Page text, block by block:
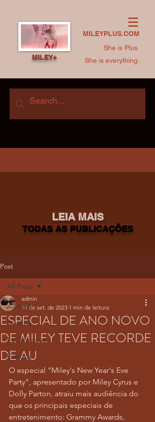
MILEYPLUS.COM
She is Plus.
She is everything.
MILEY+
LEIA MAIS
TODAS AS PUBLICAÇÕES
Post
All Posts
Notícias
Fã-Destaque
Eventos
All Posts
ESPECIAL DE ANO NOVO
DE MILEY TEVE RECORDE
DE AU
admin
14 de set. de 2023 1 min de leitura
O especial "Miley's New Year's Eve
Party", apresentado por Miley Cyrus e
Dolly Parton, atraiu mais audiência do
que os principais especiais de
entretenimento: Grammy Awards,